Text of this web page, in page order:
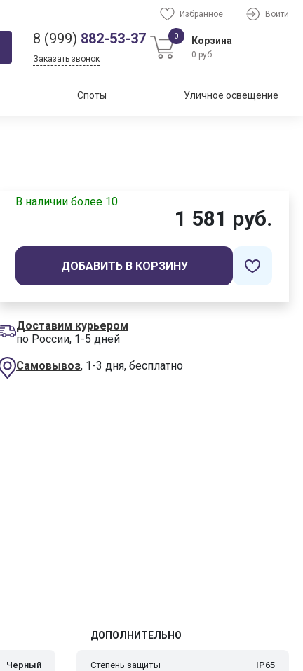
Избранное Войти
8 (999) 882-53-37
Заказать звонок
0 Корзина
0 руб.
Споты Уличное освещение
В наличии более 10
1 581 руб.
ДОБАВИТЬ В КОРЗИНУ
Доставим курьером
по России, 1-5 дней
Самовывоз, 1-3 дня, бесплатно
Черный
ДОПОЛНИТЕЛЬНО
Степень защиты
IP65